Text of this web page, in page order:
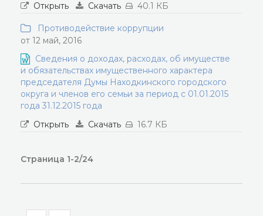
Открыть
Скачать 40.1 КБ
Противодействие коррупции
от 12 май, 2016
Сведения о доходах, расходах, об имуществе
и обязательствах имущественного характера
председателя Думы Находкинского городского
округа и членов его семьи за период с 01.01.2015
года 31.12.2015 года
Открыть
Скачать 16.7 КБ
Страница 1-2/24